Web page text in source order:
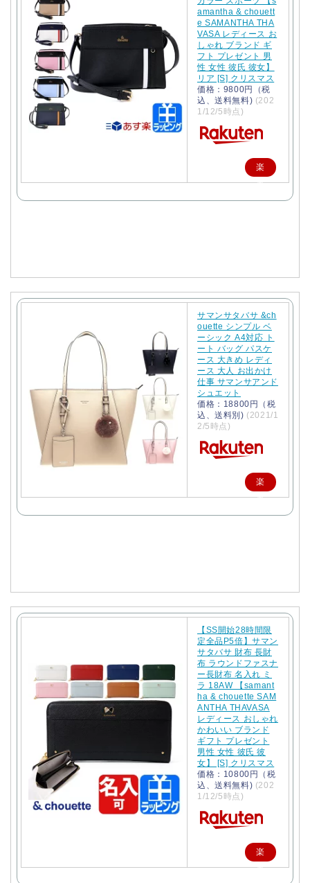
amantha & chouett
e SAMANTHA THA
VASA レディース お
しゃれ ブランド ギ
フト プレゼント 男
性 女性 彼氏 彼女】
リア [S] クリスマス
価格：9800円（税
込、送料無料) (202
1/12/5時点)
楽
天
で
サマンサタバサ &ch
ouette シンプル ベ
ーシック A4対応 ト
ート バッグ パスケ
ース 大きめ レディ
ース 大人 お出かけ
仕事 サマンサアンド
シュエット
価格：18800円（税
込、送料別) (2021/1
2/5時点)
楽
天
で
【SS開始28時間限
定全品P5倍】サマン
サタバサ 財布 長財
布 ラウンドファスナ
ー長財布 名入れ ミ
ラ 18AW 【samant
ha & chouette SAM
ANTHA THAVASA
レディース おしゃれ
かわいい ブランド
ギフト プレゼント
男性 女性 彼氏 彼
女】 [S] クリスマス
価格：10800円（税
込、送料無料) (202
1/12/5時点)
楽
天